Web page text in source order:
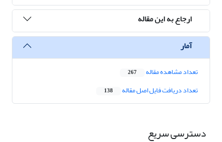
ارجاع به این مقاله
آمار
تعداد مشاهده مقاله 267
تعداد دریافت فایل اصل مقاله 138
دسترسی سریع